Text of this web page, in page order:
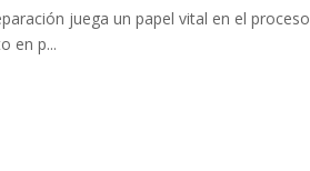
juega un papel vital en el proceso
en p...